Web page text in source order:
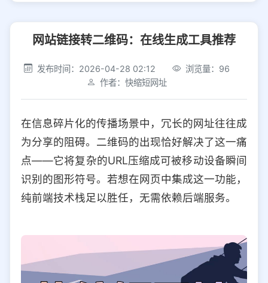
社交平台 电商平台
选择防红平台类型，避免链接被拦截
iOS Android PC 其他
选择允许访问的平台类型
网站链接转二维码：在线生成工具推荐
发布时间：2026-04-28 02:12
浏览量：96
作者：快缩短网址
在信息碎片化的传播场景中，冗长的网址往往成
为分享的阻碍。二维码的出现恰好解决了这一痛
点——它将复杂的URL压缩成可被移动设备瞬间
识别的图形符号。若想在网页中集成这一功能，
纯前端技术栈足以胜任，无需依赖后端服务。